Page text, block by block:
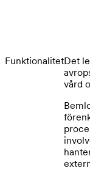
FunktionalitetDet
vård